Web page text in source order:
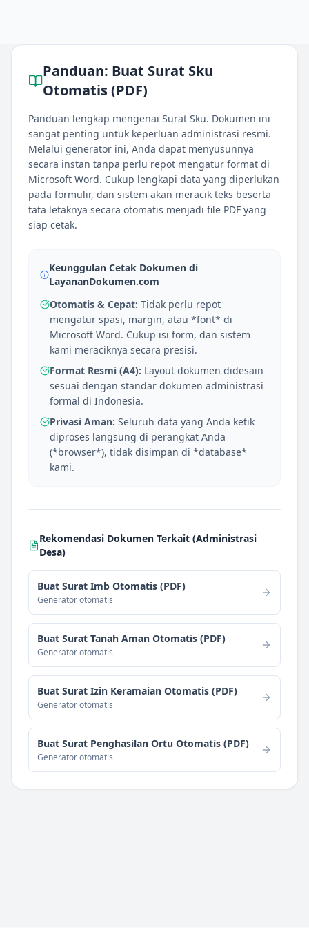
Panduan: Buat Surat Sku
Otomatis (PDF)
Panduan lengkap mengenai Surat Sku. Dokumen ini
sangat penting untuk keperluan administrasi resmi.
Melalui generator ini, Anda dapat menyusunnya
secara instan tanpa perlu repot mengatur format di
Microsoft Word. Cukup lengkapi data yang diperlukan
pada formulir, dan sistem akan meracik teks beserta
tata letaknya secara otomatis menjadi file PDF yang
siap cetak.
Keunggulan Cetak Dokumen di
LayananDokumen.com
Otomatis & Cepat: Tidak perlu repot
mengatur spasi, margin, atau *font* di
Microsoft Word. Cukup isi form, dan sistem
kami meraciknya secara presisi.
Format Resmi (A4): Layout dokumen didesain
sesuai dengan standar dokumen administrasi
formal di Indonesia.
Privasi Aman: Seluruh data yang Anda ketik
diproses langsung di perangkat Anda
(*browser*), tidak disimpan di *database*
kami.
Rekomendasi Dokumen Terkait (Administrasi
Desa)
Buat Surat Imb Otomatis (PDF)
Generator otomatis
Buat Surat Tanah Aman Otomatis (PDF)
Generator otomatis
Buat Surat Izin Keramaian Otomatis (PDF)
Generator otomatis
Buat Surat Penghasilan Ortu Otomatis (PDF)
Generator otomatis